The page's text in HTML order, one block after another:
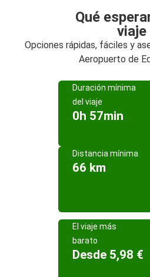
Qué
viaje
Opciones rápidas, fáciles y
Aeropuerto de
Duración mínima
del viaje
0h 57min
Distancia mínima
66 km
El viaje más
barato
Desde 5,98 €